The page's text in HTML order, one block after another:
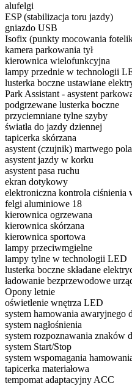
alufelgi
ESP (stabilizacja toru jazdy)
gniazdo USB
Isofix (punkty mocowania
kamera parkowania tył
kierownica wielofunkcyjna
lampy przednie w technologii
lusterka boczne ustawiane
Park Assistant - asystent
podgrzewane lusterka boczne
przyciemniane tylne szyby
światła do jazdy dziennej
tapicerka skórzana
asystent (czujnik) martwego pola
asystent jazdy w korku
asystent pasa ruchu
ekran dotykowy
elektroniczna kontrola ciśnienia
felgi aluminiowe 18
kierownica ogrzewana
kierownica skórzana
kierownica sportowa
lampy przeciwmgielne
lampy tylne w technologii LED
lusterka boczne składane
ładowanie bezprzewodowe
Opony letnie
oświetlenie wnętrza LED
system hamowania awaryjnego
system nagłośnienia
system rozpoznawania znaków
system Start/Stop
system wspomagania
tapicerka materiałowa
tempomat adaptacyjny ACC